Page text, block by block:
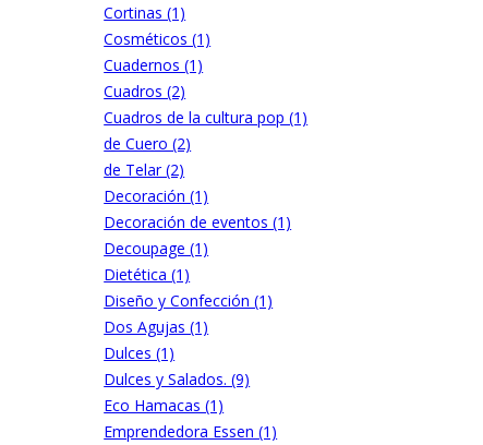
Cortinas (1)
Cosméticos (1)
Cuadernos (1)
Cuadros (2)
Cuadros de la cultura pop (1)
de Cuero (2)
de Telar (2)
Decoración (1)
Decoración de eventos (1)
Decoupage (1)
Dietética (1)
Diseño y Confección (1)
Dos Agujas (1)
Dulces (1)
Dulces y Salados. (9)
Eco Hamacas (1)
Emprendedora Essen (1)